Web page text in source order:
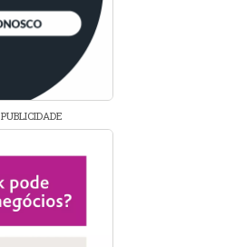
PUBLICIDADE